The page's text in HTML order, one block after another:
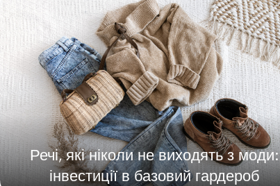
Речі, які ніколи не виходять з моди:
інвестиції в базовий гардероб